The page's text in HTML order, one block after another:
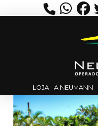
LOJA A NEUMANN